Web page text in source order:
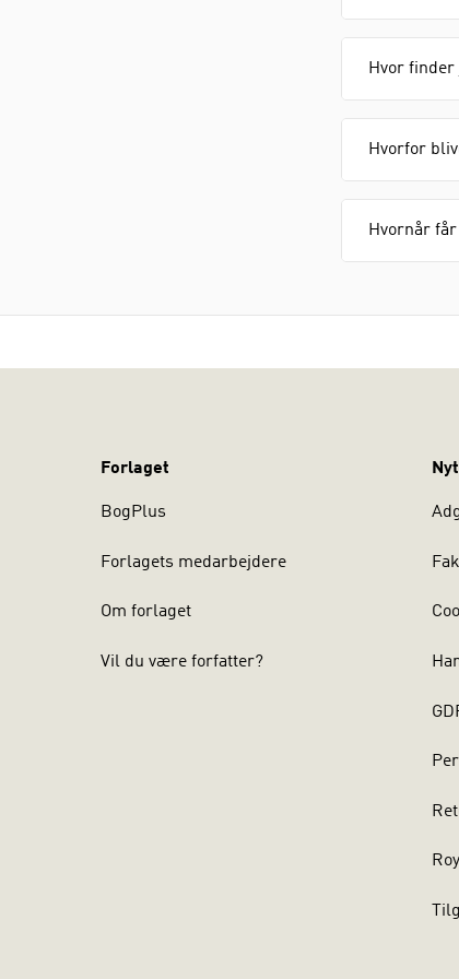
Hvor finder
Hvorfor
Hvornår
Forlaget
BogPlus
Forlagets medarbejdere
Om forlaget
Vil du være forfatter?